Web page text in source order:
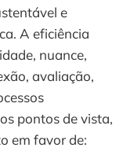
e
A eficiência
nuance,
avaliação,
pontos de vista,
em favor de: